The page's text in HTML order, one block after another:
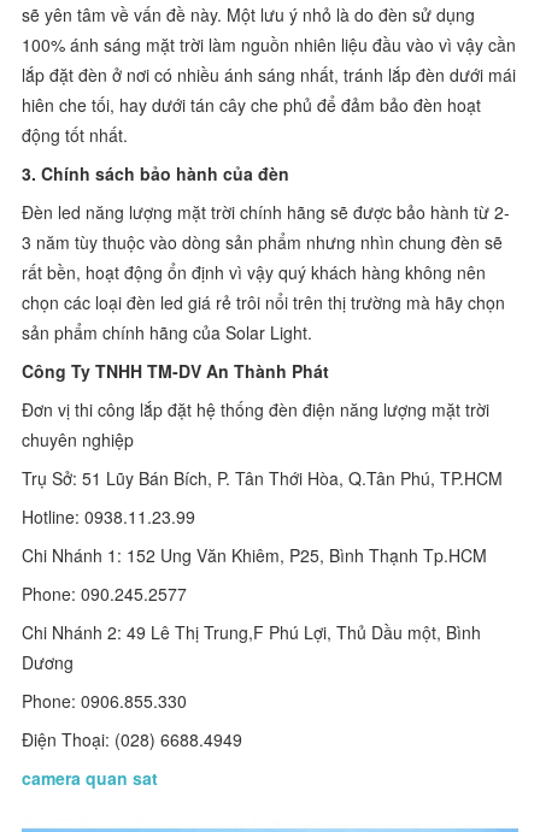
sẽ yên tâm về vấn đề này. Một lưu ý nhỏ là do đèn sử dụng
100% ánh sáng mặt trời làm nguồn nhiên liệu đầu vào vì vậy cần
lắp đặt đèn ở nơi có nhiều ánh sáng nhất, tránh lắp đèn dưới mái
hiên che tối, hay dưới tán cây che phủ để đảm bảo đèn hoạt
động tốt nhất.
3. Chính sách bảo hành của đèn
Đèn led năng lượng mặt trời chính hãng sẽ được bảo hành từ 2-
3 năm tùy thuộc vào dòng sản phẩm nhưng nhìn chung đèn sẽ
rất bền, hoạt động ổn định vì vậy quý khách hàng không nên
chọn các loại đèn led giá rẻ trôi nổi trên thị trường mà hãy chọn
sản phẩm chính hãng của Solar Light.
Công Ty TNHH TM-DV An Thành Phát
Đơn vị thi công lắp đặt hệ thống đèn điện năng lượng mặt trời
chuyên nghiệp
Trụ Sở: 51 Lũy Bán Bích, P. Tân Thới Hòa, Q.Tân Phú, TP.HCM
Hotline: 0938.11.23.99
Chi Nhánh 1: 152 Ung Văn Khiêm, P25, Bình Thạnh Tp.HCM
Phone: 090.245.2577
Chi Nhánh 2: 49 Lê Thị Trung,F Phú Lợi, Thủ Dầu một, Bình
Dương
Phone: 0906.855.330
Điện Thoại: (028) 6688.4949
camera quan sat